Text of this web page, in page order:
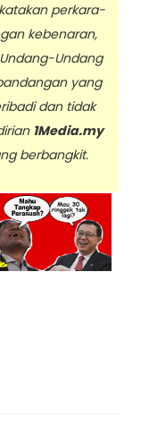
perkara-
kebenaran,
Undang
yang
dan tidak
1Media.my
berbangkit.